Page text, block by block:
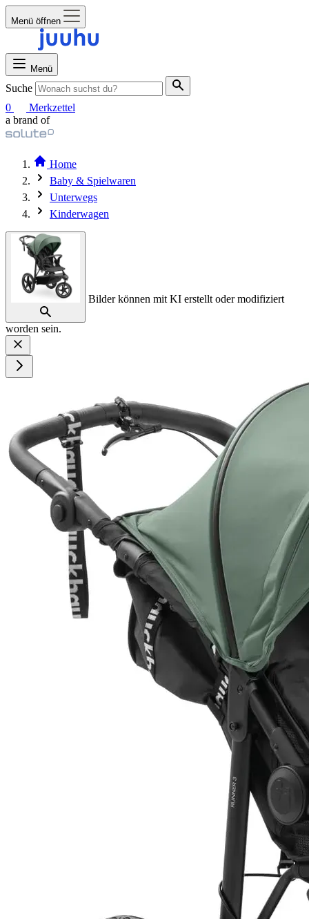
Menü öffnen
Menü
Suche
0
Merkzettel
a brand of
Home
Baby & Spielwaren
Unterwegs
Kinderwagen
Bilder können mit KI erstellt oder modifiziert
worden sein.